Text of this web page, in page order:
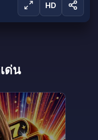
บชม
ดสดและเข้าถึง
เรา
สร้างบัญชี
HD
ด่น